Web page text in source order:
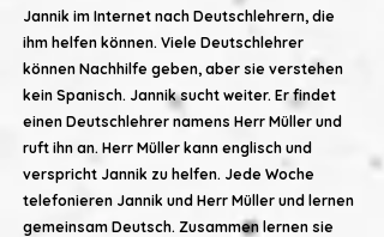
Jannik im Internet nach Deutschlehrern, die
ihm helfen können. Viele Deutschlehrer
können Nachhilfe geben, aber sie verstehen
kein Spanisch. Jannik sucht weiter. Er findet
einen Deutschlehrer namens Herr Müller und
ruft ihn an. Herr Müller kann englisch und
verspricht Jannik zu helfen. Jede Woche
telefonieren Jannik und Herr Müller und lernen
gemeinsam Deutsch. Zusammen lernen sie